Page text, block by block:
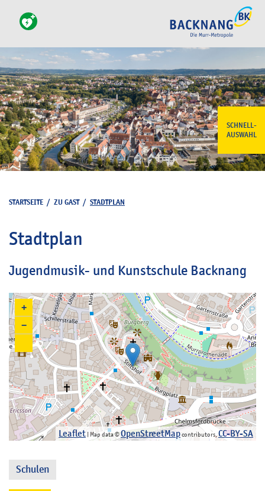
SCHNELL-
AUSWAHL
STARTSEITE / ZU GAST/ STADTPLAN
Stadtplan
Jugendmusik- und Kunstschule Backnang
+
−
Leaflet | Map data ©OpenStreetMapcontributors,CC-BY-SA
Schulen